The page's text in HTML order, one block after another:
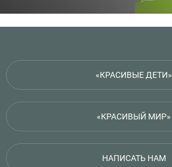
«КРАСИВЫЕ ДЕТИ»
«КРАСИВЫЙ МИР»
НАПИСАТЬ НАМ